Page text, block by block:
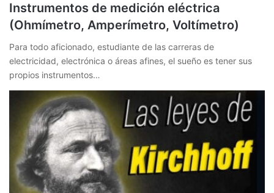
Instrumentos de medición eléctrica
(Ohmímetro, Amperímetro, Voltímetro)
Para todo aficionado, estudiante de las carreras de
electricidad, electrónica o áreas afines, el sueño es tener sus
propios instrumentos…